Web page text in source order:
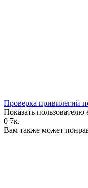
Проверка привилегий
Показать
0 7к.
Вам также может